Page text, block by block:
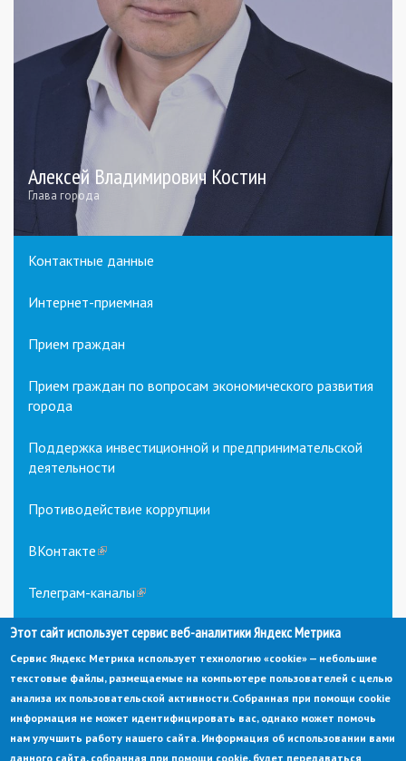
Алексей Владимирович Костин
Глава города
Контактные данные
Интернет-приемная
Прием граждан
Прием граждан по вопросам экономического развития
города
Поддержка инвестиционной и предпринимательской
деятельности
Противодействие коррупции
ВКонтакте(link
external)
Телеграм-каналы(link
external)
Этот сайт использует сервис веб-аналитики Яндекс Метрика
Сервис Яндекс Метрика использует технологию «cookie» — небольшие
текстовые файлы, размещаемые на компьютере пользователей с целью
анализа их пользовательской активности.Собранная при помощи cookie
информация не может идентифицировать вас, однако может помочь
нам улучшить работу нашего сайта. Информация об использовании вами
данного сайта, собранная при помощи cookie, будет передаваться